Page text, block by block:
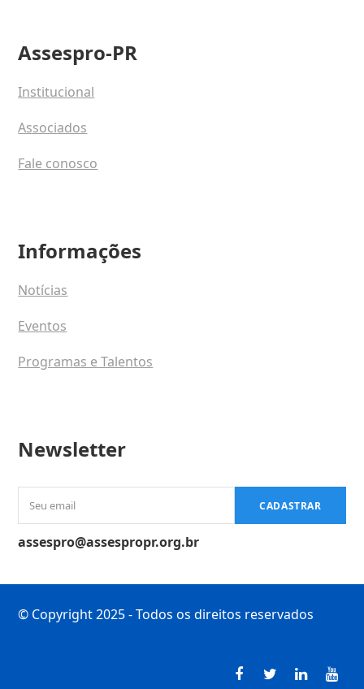
Assespro-PR
Institucional
Associados
Fale conosco
Informações
Notícias
Eventos
Programas e Talentos
Newsletter
email
CADASTRAR
assespro@assespropr.org.br
© Copyright 2025 - Todos os direitos reservados
FacebookTwitter